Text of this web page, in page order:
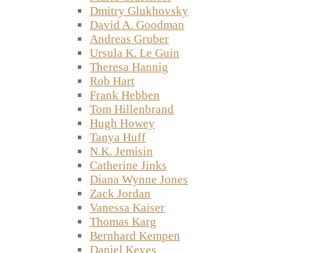
Dmitry Glukhovsky
David A. Goodman
Andreas Gruber
Ursula K. Le Guin
Theresa Hannig
Rob Hart
Frank Hebben
Tom Hillenbrand
Hugh Howey
Tanya Huff
N.K. Jemisin
Catherine Jinks
Diana Wynne Jones
Zack Jordan
Vanessa Kaiser
Thomas Karg
Bernhard Kempen
Daniel Keyes